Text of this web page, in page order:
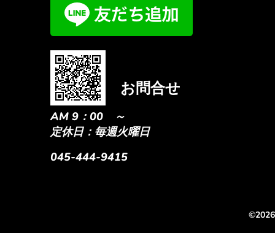
お問合せ
AM 9：00 ～
定休日：毎週火曜日
045-444-9415